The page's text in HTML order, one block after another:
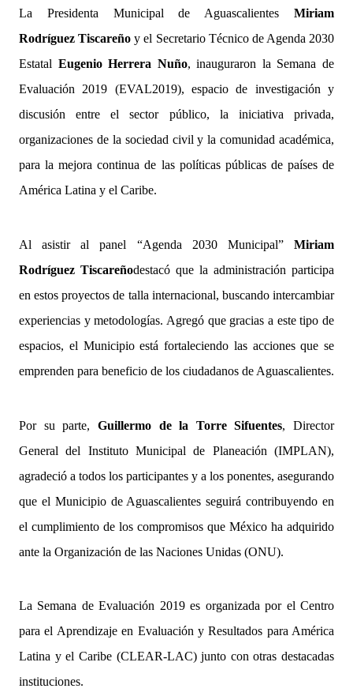
La Presidenta Municipal de Aguascalientes Miriam
Rodríguez Tiscareño y el Secretario Técnico de Agenda 2030
Estatal Eugenio Herrera Nuño, inauguraron la Semana de
Evaluación 2019 (EVAL2019), espacio de investigación y
discusión entre el sector público, la iniciativa privada,
organizaciones de la sociedad civil y la comunidad académica,
para la mejora continua de las políticas públicas de países de
América Latina y el Caribe.
Al asistir al panel “Agenda 2030 Municipal” Miriam
Rodríguez Tiscareñodestacó que la administración participa
en estos proyectos de talla internacional, buscando intercambiar
experiencias y metodologías. Agregó que gracias a este tipo de
espacios, el Municipio está fortaleciendo las acciones que se
emprenden para beneficio de los ciudadanos de Aguascalientes.
Por su parte, Guillermo de la Torre Sifuentes, Director
General del Instituto Municipal de Planeación (IMPLAN),
agradeció a todos los participantes y a los ponentes, asegurando
que el Municipio de Aguascalientes seguirá contribuyendo en
el cumplimiento de los compromisos que México ha adquirido
ante la Organización de las Naciones Unidas (ONU).
La Semana de Evaluación 2019 es organizada por el Centro
para el Aprendizaje en Evaluación y Resultados para América
Latina y el Caribe (CLEAR-LAC) junto con otras destacadas
instituciones.